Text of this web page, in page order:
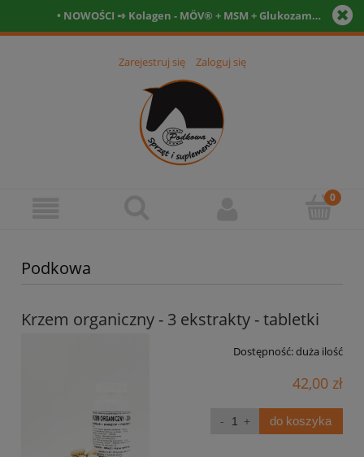
• NOWOŚCI ➺ Kolagen - MÖV® + MSM + Glukozamina + Witamina C- Tabletki • Witamina D3 12.000 IU + kofaktory - tabletki 90szt. + 90szt. •
Zarejestruj się Zaloguj się
Podkowa
Krzem organiczny - 3 ekstrakty - tabletki
Dostępność:duża ilość
42,00 zł
do koszyka